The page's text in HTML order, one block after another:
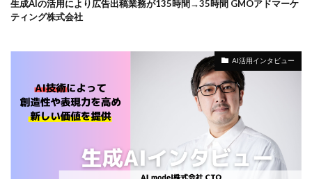
生成AIの活用により広告出稿業務が135時間→35時間 GMOアドマーケ
ティング株式会社
AI活用インタビュー